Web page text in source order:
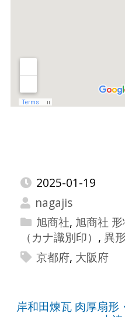
2025-01-19
nagajis
旭商社, 旭商社
（カナ識別印） ,異
京都府, 大阪府
投
岸和田煉瓦 肉厚扇形